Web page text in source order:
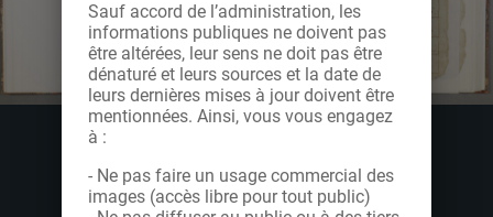
Sauf accord de l’administration, les
informations publiques ne doivent pas
être altérées, leur sens ne doit pas être
dénaturé et leurs sources et la date de
leurs dernières mises à jour doivent être
mentionnées. Ainsi, vous vous engagez
à :
- Ne pas faire un usage commercial des
images (accès libre pour tout public)